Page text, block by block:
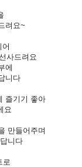
려요~
사드려요
에
니다
즐기기 좋아
요
만들어주며
니다
로